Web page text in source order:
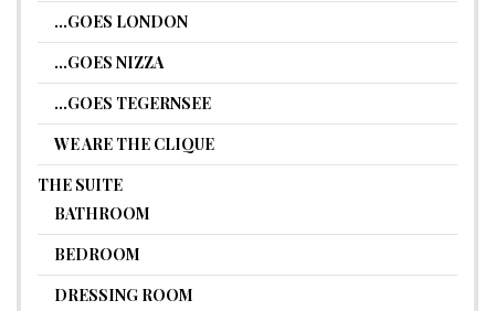
…GOES LONDON
…GOES NIZZA
…GOES TEGERNSEE
WE ARE THE CLIQUE
THE SUITE
BATHROOM
BEDROOM
DRESSING ROOM